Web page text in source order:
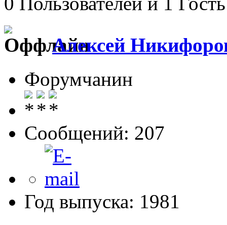
Алексей
Форумчанин
Сообщений: 207
Год выпуска: 1981